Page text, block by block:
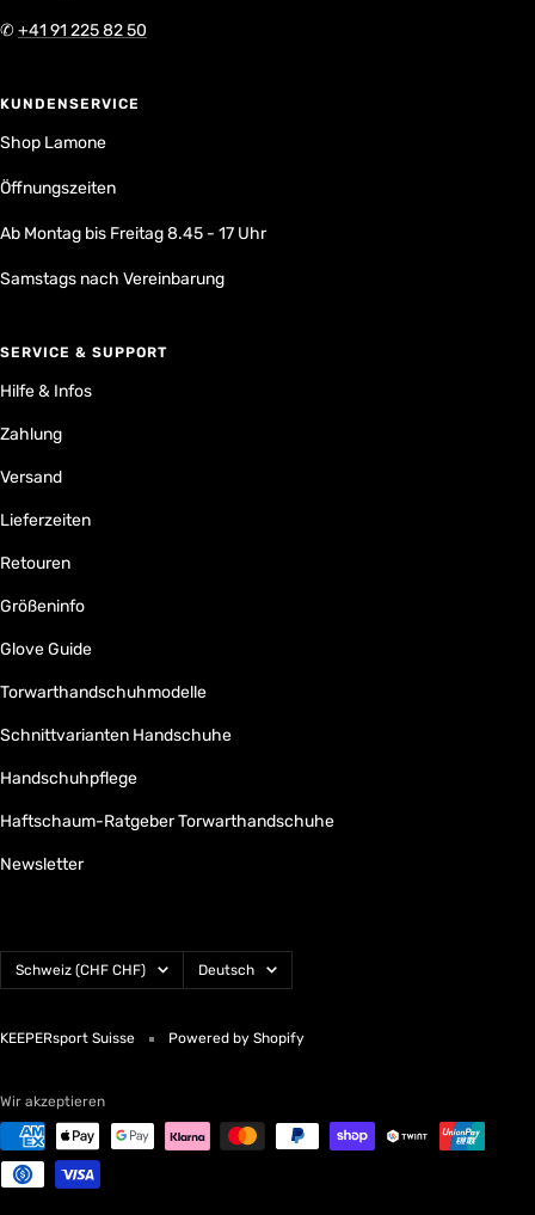
✆+41 91 225 82 50
KUNDENSERVICE
Shop Lamone
Öffnungszeiten
Ab Montag bis Freitag 8.45 - 17 Uhr
Samstags nach Vereinbarung
SERVICE & SUPPORT
Hilfe & Infos
Zahlung
Versand
Lieferzeiten
Retouren
Größeninfo
Glove Guide
Torwarthandschuhmodelle
Schnittvarianten Handschuhe
Handschuhpflege
Haftschaum-Ratgeber Torwarthandschuhe
Newsletter
Land/Region
Schweiz (CHF CHF) Sprache
Deutsch
KEEPERsport Suisse Powered by Shopify
Wir akzeptieren